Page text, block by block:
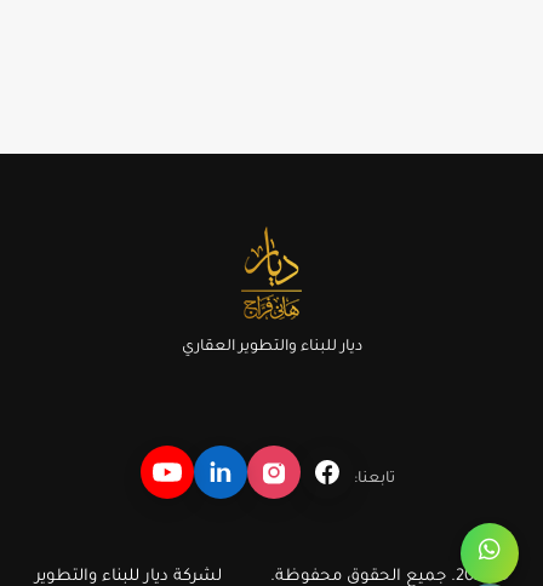
ديار للبناء والتطوير العقاري
تابعنا:
© 2026. جميع الحقوق محفوظة. لشركة ديار للبناء والتطوير